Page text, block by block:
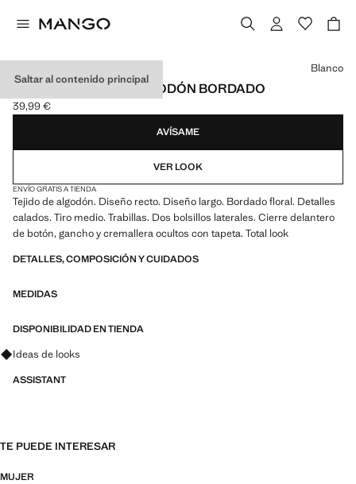
Saltar al contenido principal
PANTALÓN RECTO ALGODÓN BORDADO
Precio actual [39,99 € ]
39,99 €
Selecciona un color
Blanco
AVÍSAME
VER LOOK
ENVÍO GRATIS A TIENDA
Tejido de algodón. Diseño recto. Diseño largo. Bordado floral. Detalles
calados. Tiro medio. Trabillas. Dos bolsillos laterales. Cierre delantero
de botón, gancho y cremallera ocultos con tapeta. Total look
DETALLES, COMPOSICIÓN Y CUIDADOS
MEDIDAS
DISPONIBILIDAD EN TIENDA
Pregunta por looks, prendas y tendencias
Ideas de looks
ASSISTANT
TE PUEDE INTERESAR
MUJER